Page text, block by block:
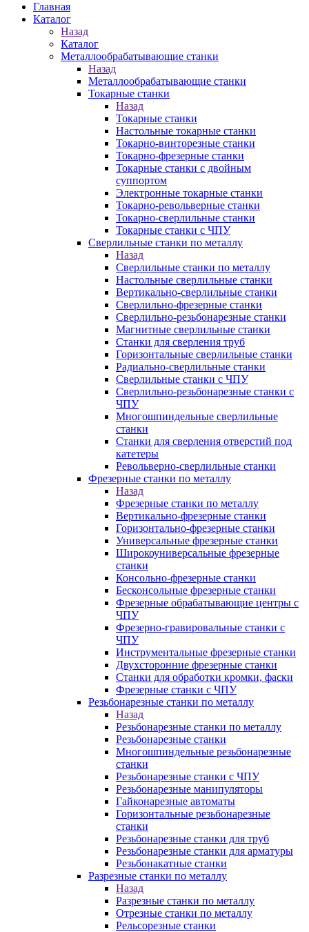
Главная
Каталог
Назад
Каталог
Металлообрабатывающие станки
Назад
Металлообрабатывающие станки
Токарные станки
Назад
Токарные станки
Настольные токарные станки
Токарно-винторезные станки
Токарно-фрезерные станки
Токарные станки с двойным
суппортом
Электронные токарные станки
Токарно-револьверные станки
Токарно-сверлильные станки
Токарные станки с ЧПУ
Сверлильные станки по металлу
Назад
Сверлильные станки по металлу
Настольные сверлильные станки
Вертикально-сверлильные станки
Сверлильно-фрезерные станки
Сверлильно-резьбонарезные станки
Магнитные сверлильные станки
Станки для сверления труб
Горизонтальные сверлильные станки
Радиально-сверлильные станки
Сверлильные станки с ЧПУ
Сверлильно-резьбонарезные станки с
ЧПУ
Многошпиндельные сверлильные
станки
Станки для сверления отверстий под
катетеры
Револьверно-сверлильные станки
Фрезерные станки по металлу
Назад
Фрезерные станки по металлу
Вертикально-фрезерные станки
Горизонтально-фрезерные станки
Универсальные фрезерные станки
Широкоуниверсальные фрезерные
станки
Консольно-фрезерные станки
Бесконсольные фрезерные станки
Фрезерные обрабатывающие центры с
ЧПУ
Фрезерно-гравировальные станки с
ЧПУ
Инструментальные фрезерные станки
Двухсторонние фрезерные станки
Станки для обработки кромки, фаски
Фрезерные станки с ЧПУ
Резьбонарезные станки по металлу
Назад
Резьбонарезные станки по металлу
Резьбонарезные станки
Многошпиндельные резьбонарезные
станки
Резьбонарезные станки с ЧПУ
Резьбонарезные манипуляторы
Гайконарезные автоматы
Горизонтальные резьбонарезные
станки
Резьбонарезные станки для труб
Резьбонарезные станки для арматуры
Резьбонакатные станки
Разрезные станки по металлу
Назад
Разрезные станки по металлу
Отрезные станки по металлу
Рельсорезные станки